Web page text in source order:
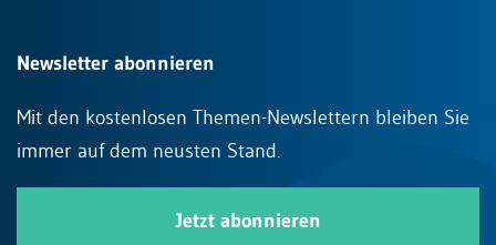
Newsletter abonnieren
Mit den kostenlosen Themen-Newslettern bleiben Sie
immer auf dem neusten Stand.
Jetzt abonnieren